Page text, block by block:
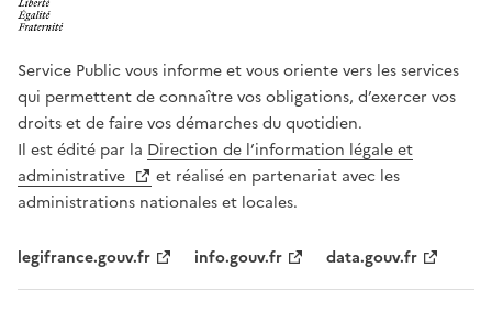
Service Public vous informe et vous oriente vers les services
qui permettent de connaître vos obligations, d’exercer vos
droits et de faire vos démarches du quotidien.
Il est édité par la Direction de l’information légale et
administrative
et réalisé en partenariat avec les
administrations nationales et locales.
legifrance.gouv.fr info.gouv.fr data.gouv.fr